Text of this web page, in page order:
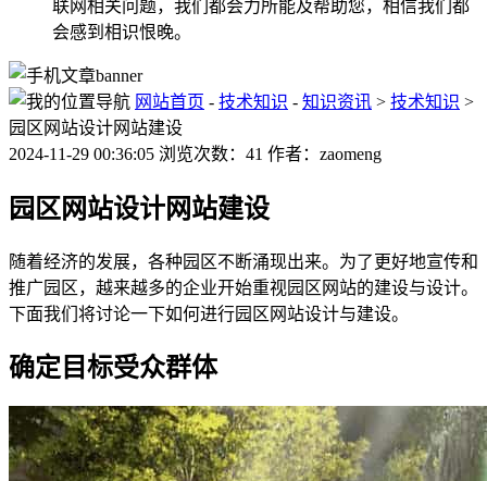
联网相关问题，我们都会力所能及帮助您，相信我们都
会感到相识恨晚。
网站首页 - 技术知识 - 知识资讯 > 技术知识 >
园区网站设计网站建设
2024-11-29 00:36:05 浏览次数：41 作者：zaomeng
园区网站设计网站建设
随着经济的发展，各种园区不断涌现出来。为了更好地宣传和
推广园区，越来越多的企业开始重视园区网站的建设与设计。
下面我们将讨论一下如何进行园区网站设计与建设。
确定目标受众群体